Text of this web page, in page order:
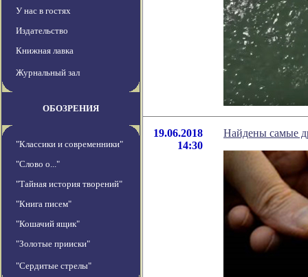
У нас в гостях
Издательство
Книжная лавка
Журнальный зал
ОБОЗРЕНИЯ
"Классики и современники"
"Слово о..."
"Тайная история творений"
"Книга писем"
"Кошачий ящик"
"Золотые прииски"
"Сердитые стрелы"
19.06.2018
14:30
Найдены самые